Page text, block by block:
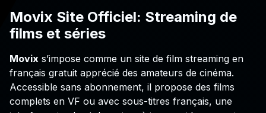
Movix Site Officiel: Streaming de
films et séries
Movix s’impose comme un site de film streaming en
français gratuit apprécié des amateurs de cinéma.
Accessible sans abonnement, il propose des films
complets en VF ou avec sous-titres français, une